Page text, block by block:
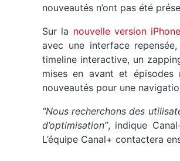
nouveautés n’ont pas été
Sur la nouvelle version iPhone
avec une interface
timeline interactive, un
mises en avant et
nouveautés pour une
“Nous recherchons des
d’optimisation”, indique
L’équipe Canal+ contactera